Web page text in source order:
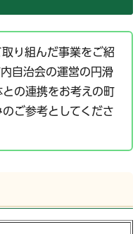
り組んだ事業をご紹
自治会の運営の円滑
の連携をお考えの町
ご参考としてくださ